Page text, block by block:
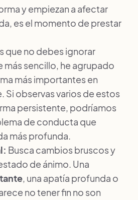
y empiezan a afectar
es el momento de prestar
que no debes ignorar
más sencillo, he agrupado
más importantes en
Si observas varios de estos
persistente, podríamos
de conducta que
más profunda.
Busca cambios bruscos y
de ánimo. Una
, una apatía profunda o
no tener fin no son